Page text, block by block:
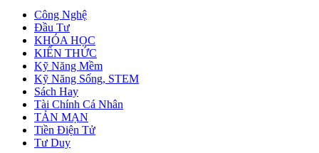
Công Nghệ
Đầu Tư
KHÓA HỌC
KIẾN THỨC
Kỹ Năng Mềm
Kỹ Năng Sống, STEM
Sách Hay
Tài Chính Cá Nhân
TẢN MẠN
Tiền Điện Tử
Tư Duy